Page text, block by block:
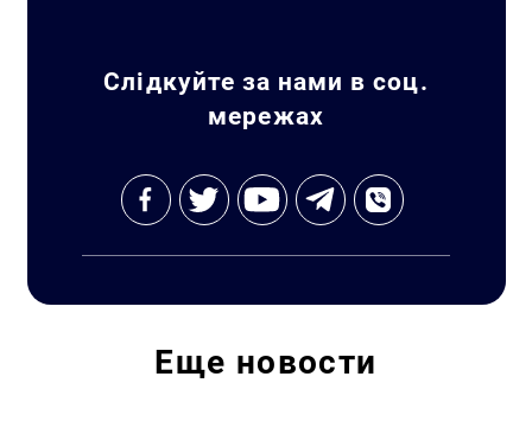
Слідкуйте за нами в соц.
мережах
Еще новости